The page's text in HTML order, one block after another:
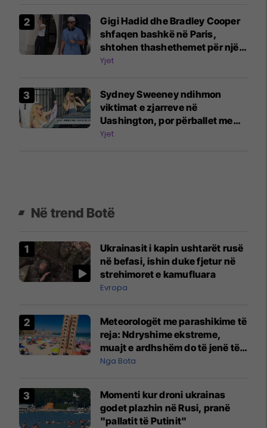
Gigi Hadid dhe Bradley Cooper
shfaqen bashkë në Paris,
shtohen thashethemet për një
martesë të fshehtë
Yjet
Sydney Sweeney ndihmon
viktimat e zjarreve në
Uashington, por përballet me
kritika për shkak të reklamës së
Yjet
Në trend Botë
Ukrainasit i kapin ushtarët rusë
në befasi, ishin duke fjetur në
strehimoret e kamufluara
Evropa
Meteorologët me parashikime të
reja: Ndryshime ekstreme,
muajt e ardhshëm do të jenë të
pazakontë
Nga Bota
Momenti kur droni ukrainas
godet plazhin në Rusi, pranë
"pallatit të Putinit"